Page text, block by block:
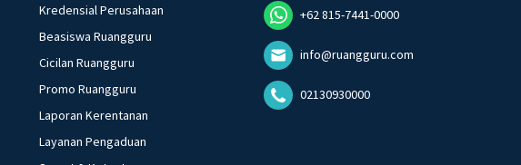
Kredensial Perusahaan
Beasiswa Ruangguru
Cicilan Ruangguru
Promo Ruangguru
Laporan Kerentanan
Layanan Pengaduan
+62 815-7441-0000
info@ruangguru.com
02130930000